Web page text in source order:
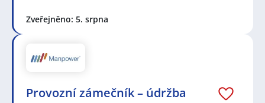
Zveřejněno: 5. srpna
Provozní zámečník – údržba